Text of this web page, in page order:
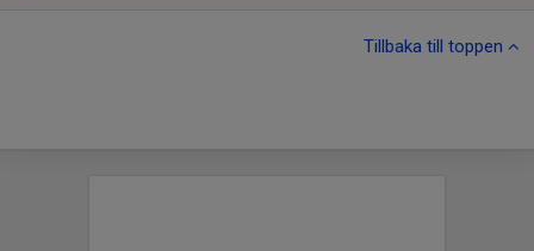
Tillbaka till toppen